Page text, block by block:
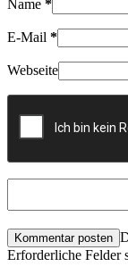
Name *
E-Mail *
Webseite
Erforderliche Felder